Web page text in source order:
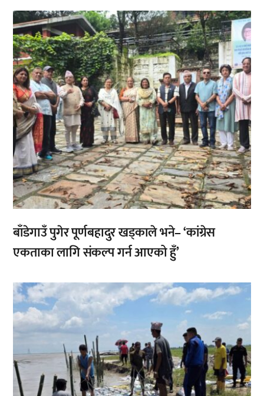
,
बाँडेगाउँ पुगेर पूर्णबहादुर खड्काले भने– ‘कांग्रेस
एकताका लागि संकल्प गर्न आएको हुँ’
,